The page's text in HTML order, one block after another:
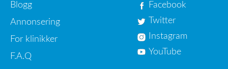
Blogg
Annonsering
For klinikker
F.A.Q
Facebook
Twitter
Instagram
YouTube